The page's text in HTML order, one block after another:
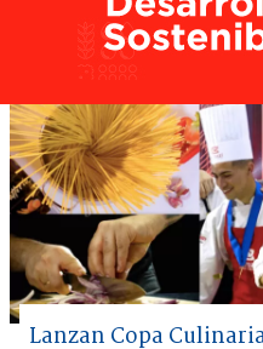
Lanzan Copa